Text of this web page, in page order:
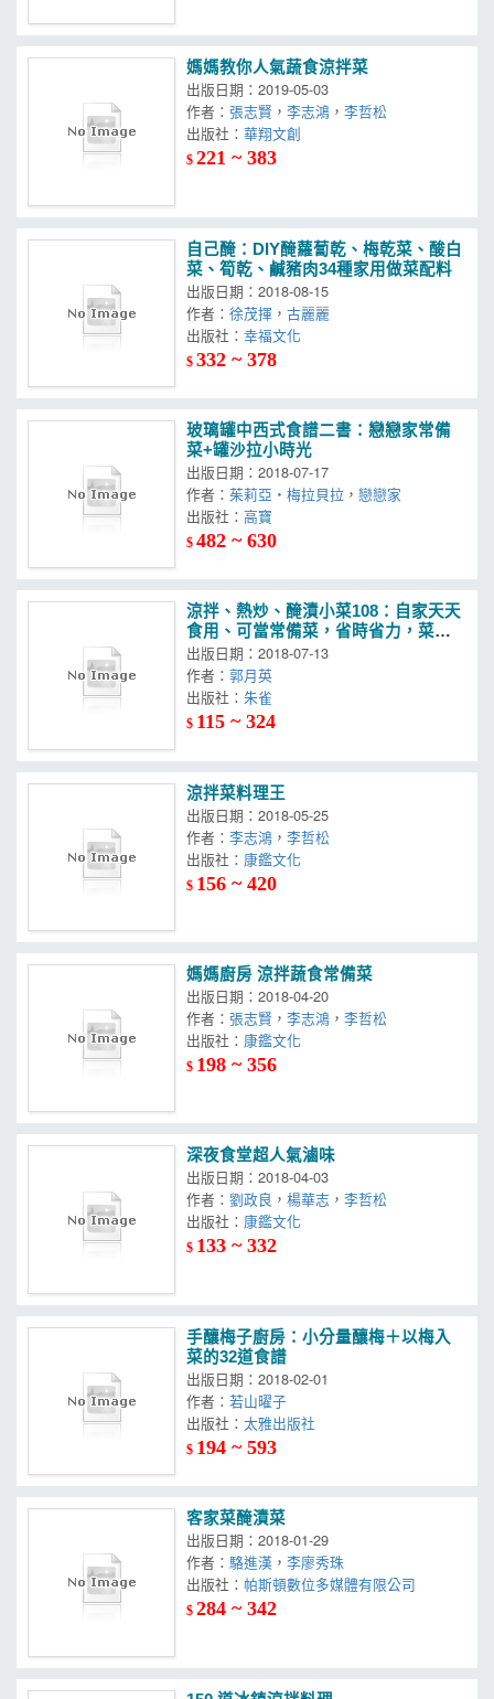
媽媽教你人氣蔬食涼拌菜
出版日期：2019-05-03
作者：張志賢 ，李志鴻 ，李哲松
出版社：
$221 ~ 383
自己醃：DIY醃蘿蔔乾、梅乾菜、酸白
菜、筍乾、鹹豬肉34種家用做菜配料
出版日期：2018-08-15
作者：徐茂揮 ，古麗麗
出版社：
$332 ~ 378
玻璃罐中西式食譜二書：戀戀家常備
菜+罐沙拉小時光
出版日期：2018-07-17
作者：茱莉亞‧梅拉貝拉 ，戀戀家
出版社：
$482 ~ 630
涼拌、熱炒、醃漬小菜108：自家天天
食用、可當常備菜，省時省力，菜色
多變化
出版日期：2018-07-13
作者：郭月英
出版社：
$ 115 ~ 324
涼拌菜料理王
出版日期：2018-05-25
作者：李志鴻 ，李哲松
出版社：
$ 156 ~ 420
媽媽廚房 涼拌蔬食常備菜
出版日期：2018-04-20
作者：張志賢 ，李志鴻 ，李哲松
出版社：
$ 198 ~ 356
深夜食堂超人氣滷味
出版日期：2018-04-03
作者：劉政良 ，楊華志 ，李哲松
出版社：
$ 133 ~ 332
手釀梅子廚房：小分量釀梅＋以梅入
菜的32道食譜
出版日期：2018-02-01
作者：若山曜子
出版社：
$ 194 ~ 593
客家菜醃漬菜
出版日期：2018-01-29
作者：駱進漢 ，李廖秀珠
出版社：
$284 ~ 342